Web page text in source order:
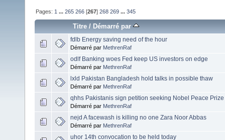
Pages: 1 ...265 266 [267]268 269 ...345
Titre /Démarré par
fdlb Energy saving need of the hour
Démarré par MethrenRaf
odlf Banking woes Fed keep US investors on edge
Démarré par MethrenRaf
lxld Pakistan Bangladesh hold talks in possible thaw
Démarré par MethrenRaf
qhhs Pakistanis sign petition seeking Nobel Peace
Démarré par MethrenRaf
nejd A facewash is killing no one Zara Noor Abbas
Démarré par MethrenRaf
uhor 14th convocation to be held today